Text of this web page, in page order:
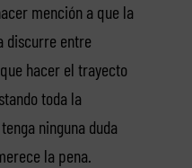
mención a que la
discurre entre
hacer el trayecto
toda la
ninguna duda
la pena.